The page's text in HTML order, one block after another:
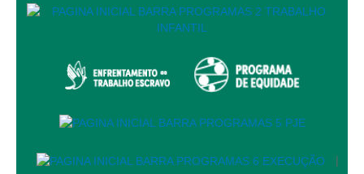
Calendário das Correições
Calendário de Suspensão
Calendário da Justiça Itinerante
Certidões
Diários Eletrônicos
|